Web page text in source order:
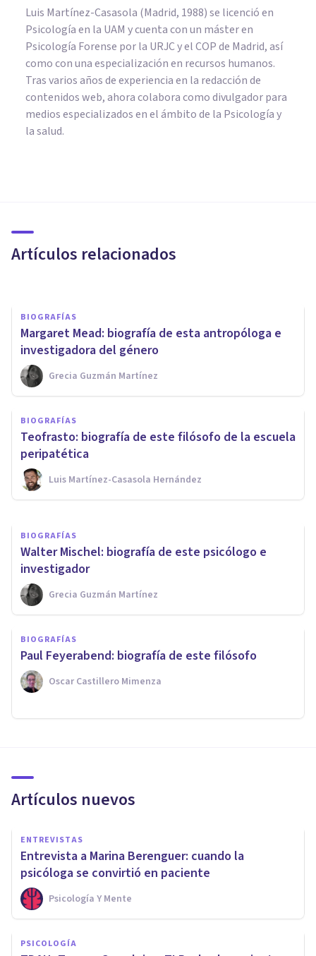
Luis Martínez-Casasola (Madrid, 1988) se licenció en
Psicología en la UAM y cuenta con un máster en
Psicología Forense por la URJC y el COP de Madrid, así
como con una especialización en recursos humanos.
Tras varios años de experiencia en la redacción de
contenidos web, ahora colabora como divulgador para
medios especializados en el ámbito de la Psicología y
la salud.
Artículos relacionados
historia y emperador romano
BIOGRAFÍAS
Margaret Mead: biografía de esta antropóloga e
investigadora del género
Grecia Guzmán Martínez
BIOGRAFÍAS
Teofrasto: biografía de este filósofo de la escuela
peripatética
Luis Martínez-Casasola Hernández
BIOGRAFÍAS
William McDougall: biografía
de este polémico psicólogo e
investigador
Grecia Guzmán Martínez
BIOGRAFÍAS
Walter Mischel: biografía de este psicólogo e
investigador
Grecia Guzmán Martínez
BIOGRAFÍAS
Paul Feyerabend: biografía de este filósofo
Oscar Castillero Mimenza
Artículos nuevos
ENTREVISTAS
Entrevista a Marina Berenguer: cuando la
psicóloga se convirtió en paciente
Psicología Y Mente
PSICOLOGÍA